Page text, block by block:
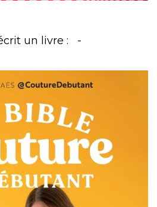
un livre :